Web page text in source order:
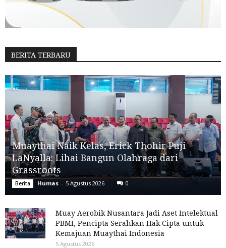
BERITA TERBARU
Muaythai Naik Kelas, Erick Thohir Puji
LaNyalla: Lihai Bangun Olahraga dari
Grassroots
Berita Humas - 5 Agustus 2026 0
Muay Aerobik Nusantara Jadi Aset Intelektual
PBMI, Pencipta Serahkan Hak Cipta untuk
Kemajuan Muaythai Indonesia
5 Agustus 2026